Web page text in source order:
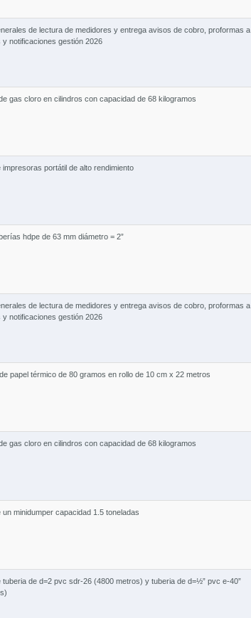
de lectura de medidores y entrega avisos de cobro, proformas a
y notificaciones gestión 2026
gas cloro en cilindros con capacidad de 68 kilogramos
impresoras portátil de alto rendimiento
hdpe de 63 mm diámetro = 2”
de lectura de medidores y entrega avisos de cobro, proformas a
y notificaciones gestión 2026
papel térmico de 80 gramos en rollo de 10 cm x 22 metros
gas cloro en cilindros con capacidad de 68 kilogramos
un minidumper capacidad 1.5 toneladas
tuberia de d=2 pvc sdr-26 (4800 metros) y tuberia de d=½” pvc e-40”